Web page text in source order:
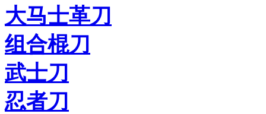
大马士革刀
组合棍刀
武士刀
忍者刀